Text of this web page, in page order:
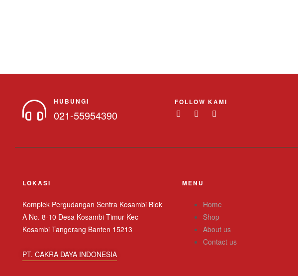
HUBUNGI
021-55954390
FOLLOW KAMI
LOKASI
Komplek Pergudangan Sentra Kosambi Blok
A No. 8-10 Desa Kosambi Timur Kec
Kosambi Tangerang Banten 15213
PT. CAKRA DAYA INDONESIA
MENU
Home
Shop
About us
Contact us